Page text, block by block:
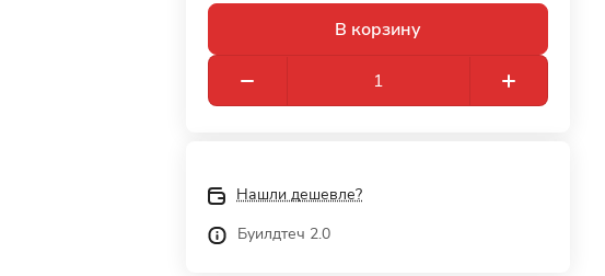
В корзину
Нашли дешевле?
Буилдтеч 2.0